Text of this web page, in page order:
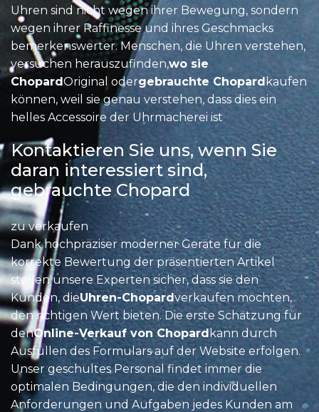
Uhren sind nicht wegen ihrer Bewegung, sondern
wegen ihrer Raffinesse und ihres Geschmacks
bemerkenswerter. Menschen, die Uhren verstehen,
versuchen herauszufinden,wo sie
ChopardOriginal odergebrauchte Chopard kaufen
können, weil sie genau verstehen, dass dies ein
helles Accessoire der Uhrmacherei ist
Kontaktieren Sie uns, wenn Sie
daran interessiert sind,
gebrauchte Chopard
zu verkaufen
Dank hochpräziser moderner Geräte für die
korrekte Bewertung der präsentierten Artikel
stellen unsere Experten sicher, dass sie den
Kunden, dieUhren-Chopardverkaufen möchten,
den richtigen Wert bieten. Die erste Schätzung für
denOnline-Verkauf von Chopard kann durch
Ausfüllen des Formulars auf der Website erfolgen.
Unser geschultes Personal findet immer die
optimalen Bedingungen, die den individuellen
Anforderungen und Aufgaben jedes Kunden am